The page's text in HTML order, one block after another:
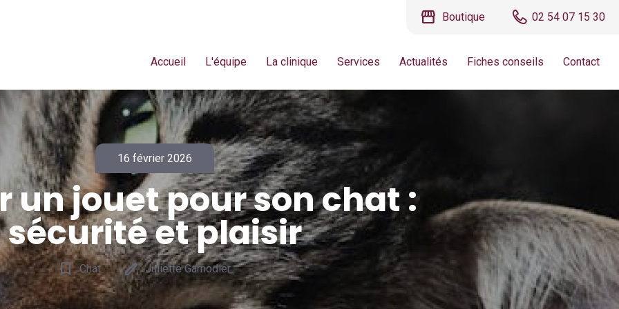
storefront Boutique 02 54 07 15 30
Accueil L'équipe La clinique Services Actualités Fiches conseils Contact
16 février 2026
un jouet pour son chat :
sécurité et plaisir
bookmark_border Chat edit Juliette Garnodier